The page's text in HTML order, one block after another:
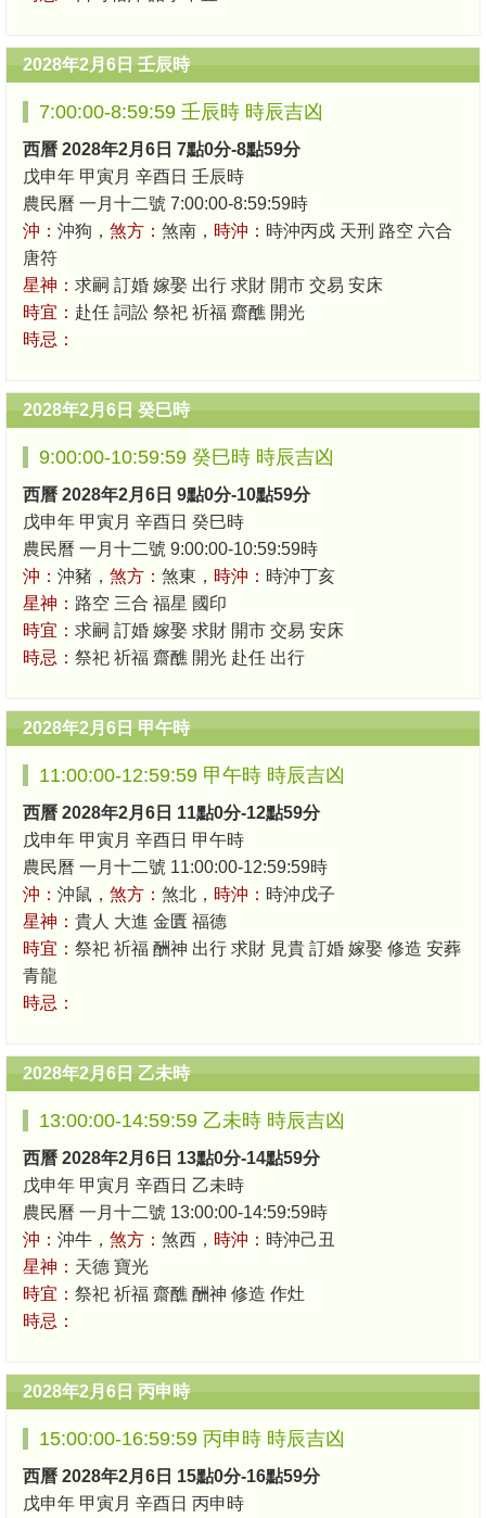
2028年2月6日 壬辰時
7:00:00-8:59:59 壬辰時 時辰吉凶
西曆 2028年2月6日 7點0分-8點59分
戊申年 甲寅月 辛酉日 壬辰時
農民曆 一月十二號 7:00:00-8:59:59時
沖： 沖狗， 煞方： 煞南， 時沖： 時沖丙戍 天刑 路空 六合
唐符
星神： 求嗣 訂婚 嫁娶 出行 求財 開市 交易 安床
時宜： 赴任 詞訟 祭祀 祈福 齋醮 開光
時忌：
2028年2月6日 癸巳時
9:00:00-10:59:59 癸巳時 時辰吉凶
西曆 2028年2月6日 9點0分-10點59分
戊申年 甲寅月 辛酉日 癸巳時
農民曆 一月十二號 9:00:00-10:59:59時
沖： 沖豬， 煞方： 煞東， 時沖： 時沖丁亥
星神： 路空 三合 福星 國印
時宜： 求嗣 訂婚 嫁娶 求財 開市 交易 安床
時忌： 祭祀 祈福 齋醮 開光 赴任 出行
2028年2月6日 甲午時
11:00:00-12:59:59 甲午時 時辰吉凶
西曆 2028年2月6日 11點0分-12點59分
戊申年 甲寅月 辛酉日 甲午時
農民曆 一月十二號 11:00:00-12:59:59時
沖： 沖鼠， 煞方： 煞北， 時沖： 時沖戊子
星神： 貴人 大進 金匱 福德
時宜： 祭祀 祈福 酬神 出行 求財 見貴 訂婚 嫁娶 修造 安葬
青龍
時忌：
2028年2月6日 乙未時
13:00:00-14:59:59 乙未時 時辰吉凶
西曆 2028年2月6日 13點0分-14點59分
戊申年 甲寅月 辛酉日 乙未時
農民曆 一月十二號 13:00:00-14:59:59時
沖： 沖牛， 煞方： 煞西， 時沖： 時沖己丑
星神： 天德 寶光
時宜： 祭祀 祈福 齋醮 酬神 修造 作灶
時忌：
2028年2月6日 丙申時
15:00:00-16:59:59 丙申時 時辰吉凶
西曆 2028年2月6日 15點0分-16點59分
戊申年 甲寅月 辛酉日 丙申時